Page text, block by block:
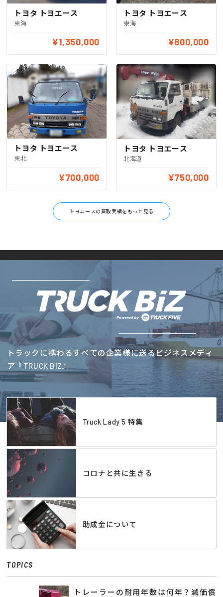
トヨタ トヨエース
東海
¥1,350,000
トヨタ トヨエース
東海
¥800,000
トヨタ トヨエース
東北
¥700,000
トヨタ トヨエース
北海道
¥750,000
トヨエースの買取実績をもっと見る
トラックに携わるすべての企業様に送るビジネスメディ
ア『TRUCK BIZ』
Truck Lady 5 特集
コロナと共に生きる
助成金について
TOPICS
トレーラーの耐用年数は何年？減価償